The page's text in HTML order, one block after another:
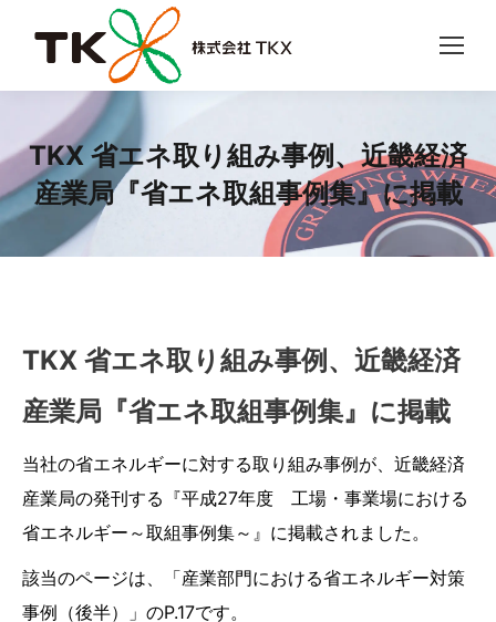
TKX 省エネ取り組み事例、近畿経済
産業局『省エネ取組事例集』に掲載
TKX 省エネ取り組み事例、近畿経済
産業局『省エネ取組事例集』に掲載
当社の省エネルギーに対する取り組み事例が、近畿経済
産業局の発刊する『平成27年度 工場・事業場における
省エネルギー～取組事例集～』に掲載されました。
該当のページは、「産業部門における省エネルギー対策
事例（後半）」のP.17です。